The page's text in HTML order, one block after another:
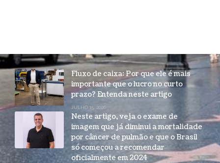
Fluxo de caixa: Por que ele é mais
importante que o lucro no curto
prazo? Entenda neste artigo
JULHO 15, 2026
Neste artigo, veja o exame de
imagem que já diminui a mortalidade
por câncer de pulmão e que o Brasil
só começou a recomendar
oficialmente em 2024